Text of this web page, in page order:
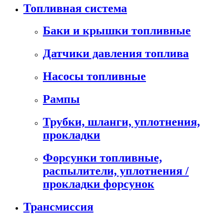
Топливная система
Баки и крышки топливные
Датчики давления топлива
Насосы топливные
Рампы
Трубки, шланги, уплотнения,
прокладки
Форсунки топливные,
распылители, уплотнения /
прокладки форсунок
Трансмиссия